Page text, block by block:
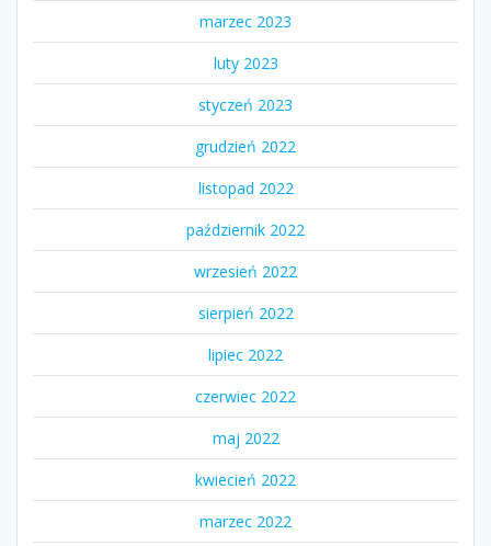
marzec 2023
luty 2023
styczeń 2023
grudzień 2022
listopad 2022
październik 2022
wrzesień 2022
sierpień 2022
lipiec 2022
czerwiec 2022
maj 2022
kwiecień 2022
marzec 2022